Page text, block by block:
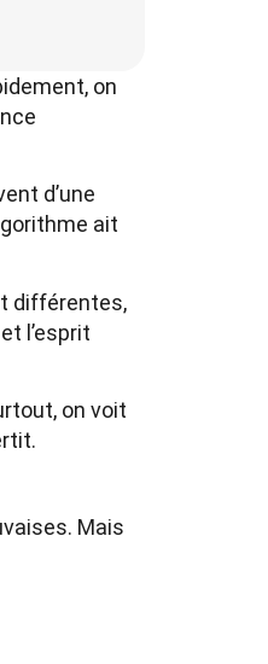
on
d’une
ait
différentes,
l’esprit
on voit
Mais